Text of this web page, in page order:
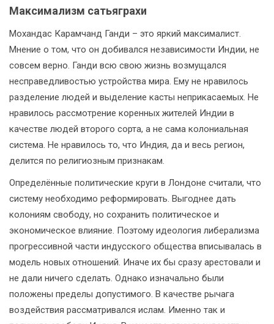
Максимализм сатьяграхи
Мохандас Карамчанд Ганди – это яркий максималист.
Мнение о том, что он добивался независимости Индии, не
совсем верно. Ганди всю свою жизнь возмущался
несправедливостью устройства мира. Ему не нравилось
разделение людей и выделение касты неприкасаемых. Не
нравилось рассмотрение коренных жителей Индии в
качестве людей второго сорта, а не сама колониальная
система. Не нравилось то, что Индия, да и весь регион,
делится по религиозным признакам.
Определённые политические круги в Лондоне считали, что
систему необходимо реформировать. Выгоднее дать
колониям свободу, но сохранить политическое и
экономическое влияние. Поэтому идеология либерализма
прогрессивной части индусского общества вписывалась в
модель новых отношений. Иначе их бы сразу арестовали и
не дали ничего сделать. Однако изначально были
положены пределы допустимого. В качестве рычага
воздействия рассматривался ислам. Именно так и